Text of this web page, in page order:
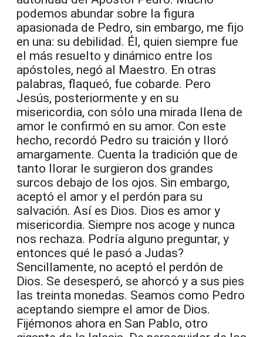
podemos abundar sobre la figura
apasionada de Pedro, sin embargo, me fijo
en una: su debilidad. Él, quien siempre fue
el más resuelto y dinámico entre los
apóstoles, negó al Maestro. En otras
palabras, flaqueó, fue cobarde. Pero
Jesús, posteriormente y en su
misericordia, con sólo una mirada llena de
amor le confirmó en su amor. Con este
hecho, recordó Pedro su traición y lloró
amargamente. Cuenta la tradición que de
tanto llorar le surgieron dos grandes
surcos debajo de los ojos. Sin embargo,
aceptó el amor y el perdón para su
salvación. Así es Dios. Dios es amor y
misericordia. Siempre nos acoge y nunca
nos rechaza. Podría alguno preguntar, y
entonces qué le pasó a Judas?
Sencillamente, no aceptó el perdón de
Dios. Se desesperó, se ahorcó y a sus pies
las treinta monedas. Seamos como Pedro
aceptando siempre el amor de Dios.
Fijémonos ahora en San Pablo, otro